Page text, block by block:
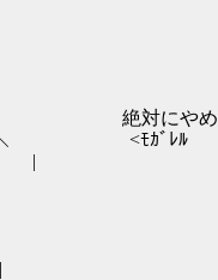
にやめ
<ﾓｶﾞﾚﾙ
|